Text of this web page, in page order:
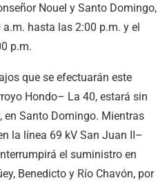
Nouel y Santo Domingo,
hasta las 2:00 p.m. y el
p.m.
que se efectuarán este
Hondo– La 40, estará sin
en Santo Domingo. Mientras
la línea 69 kV San Juan II–
el suministro en
Benedicto y Río Chavón, por